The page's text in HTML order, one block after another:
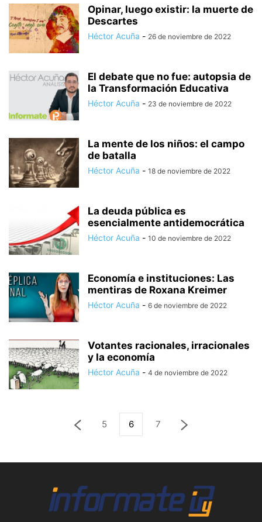
Opinar, luego existir: la muerte de
Descartes
Héctor Acuña - 26 de noviembre de 2022
El debate que no fue: autopsia de
la Transformación Educativa
Héctor Acuña - 23 de noviembre de 2022
La mente de los niños: el campo
de batalla
Héctor Acuña - 18 de noviembre de 2022
La deuda pública es
esencialmente antidemocrática
Héctor Acuña - 10 de noviembre de 2022
Economía e instituciones: Las
mentiras de Roxana Kreimer
Héctor Acuña - 6 de noviembre de 2022
Votantes racionales, irracionales
y la economía
Héctor Acuña - 4 de noviembre de 2022
5 6 7